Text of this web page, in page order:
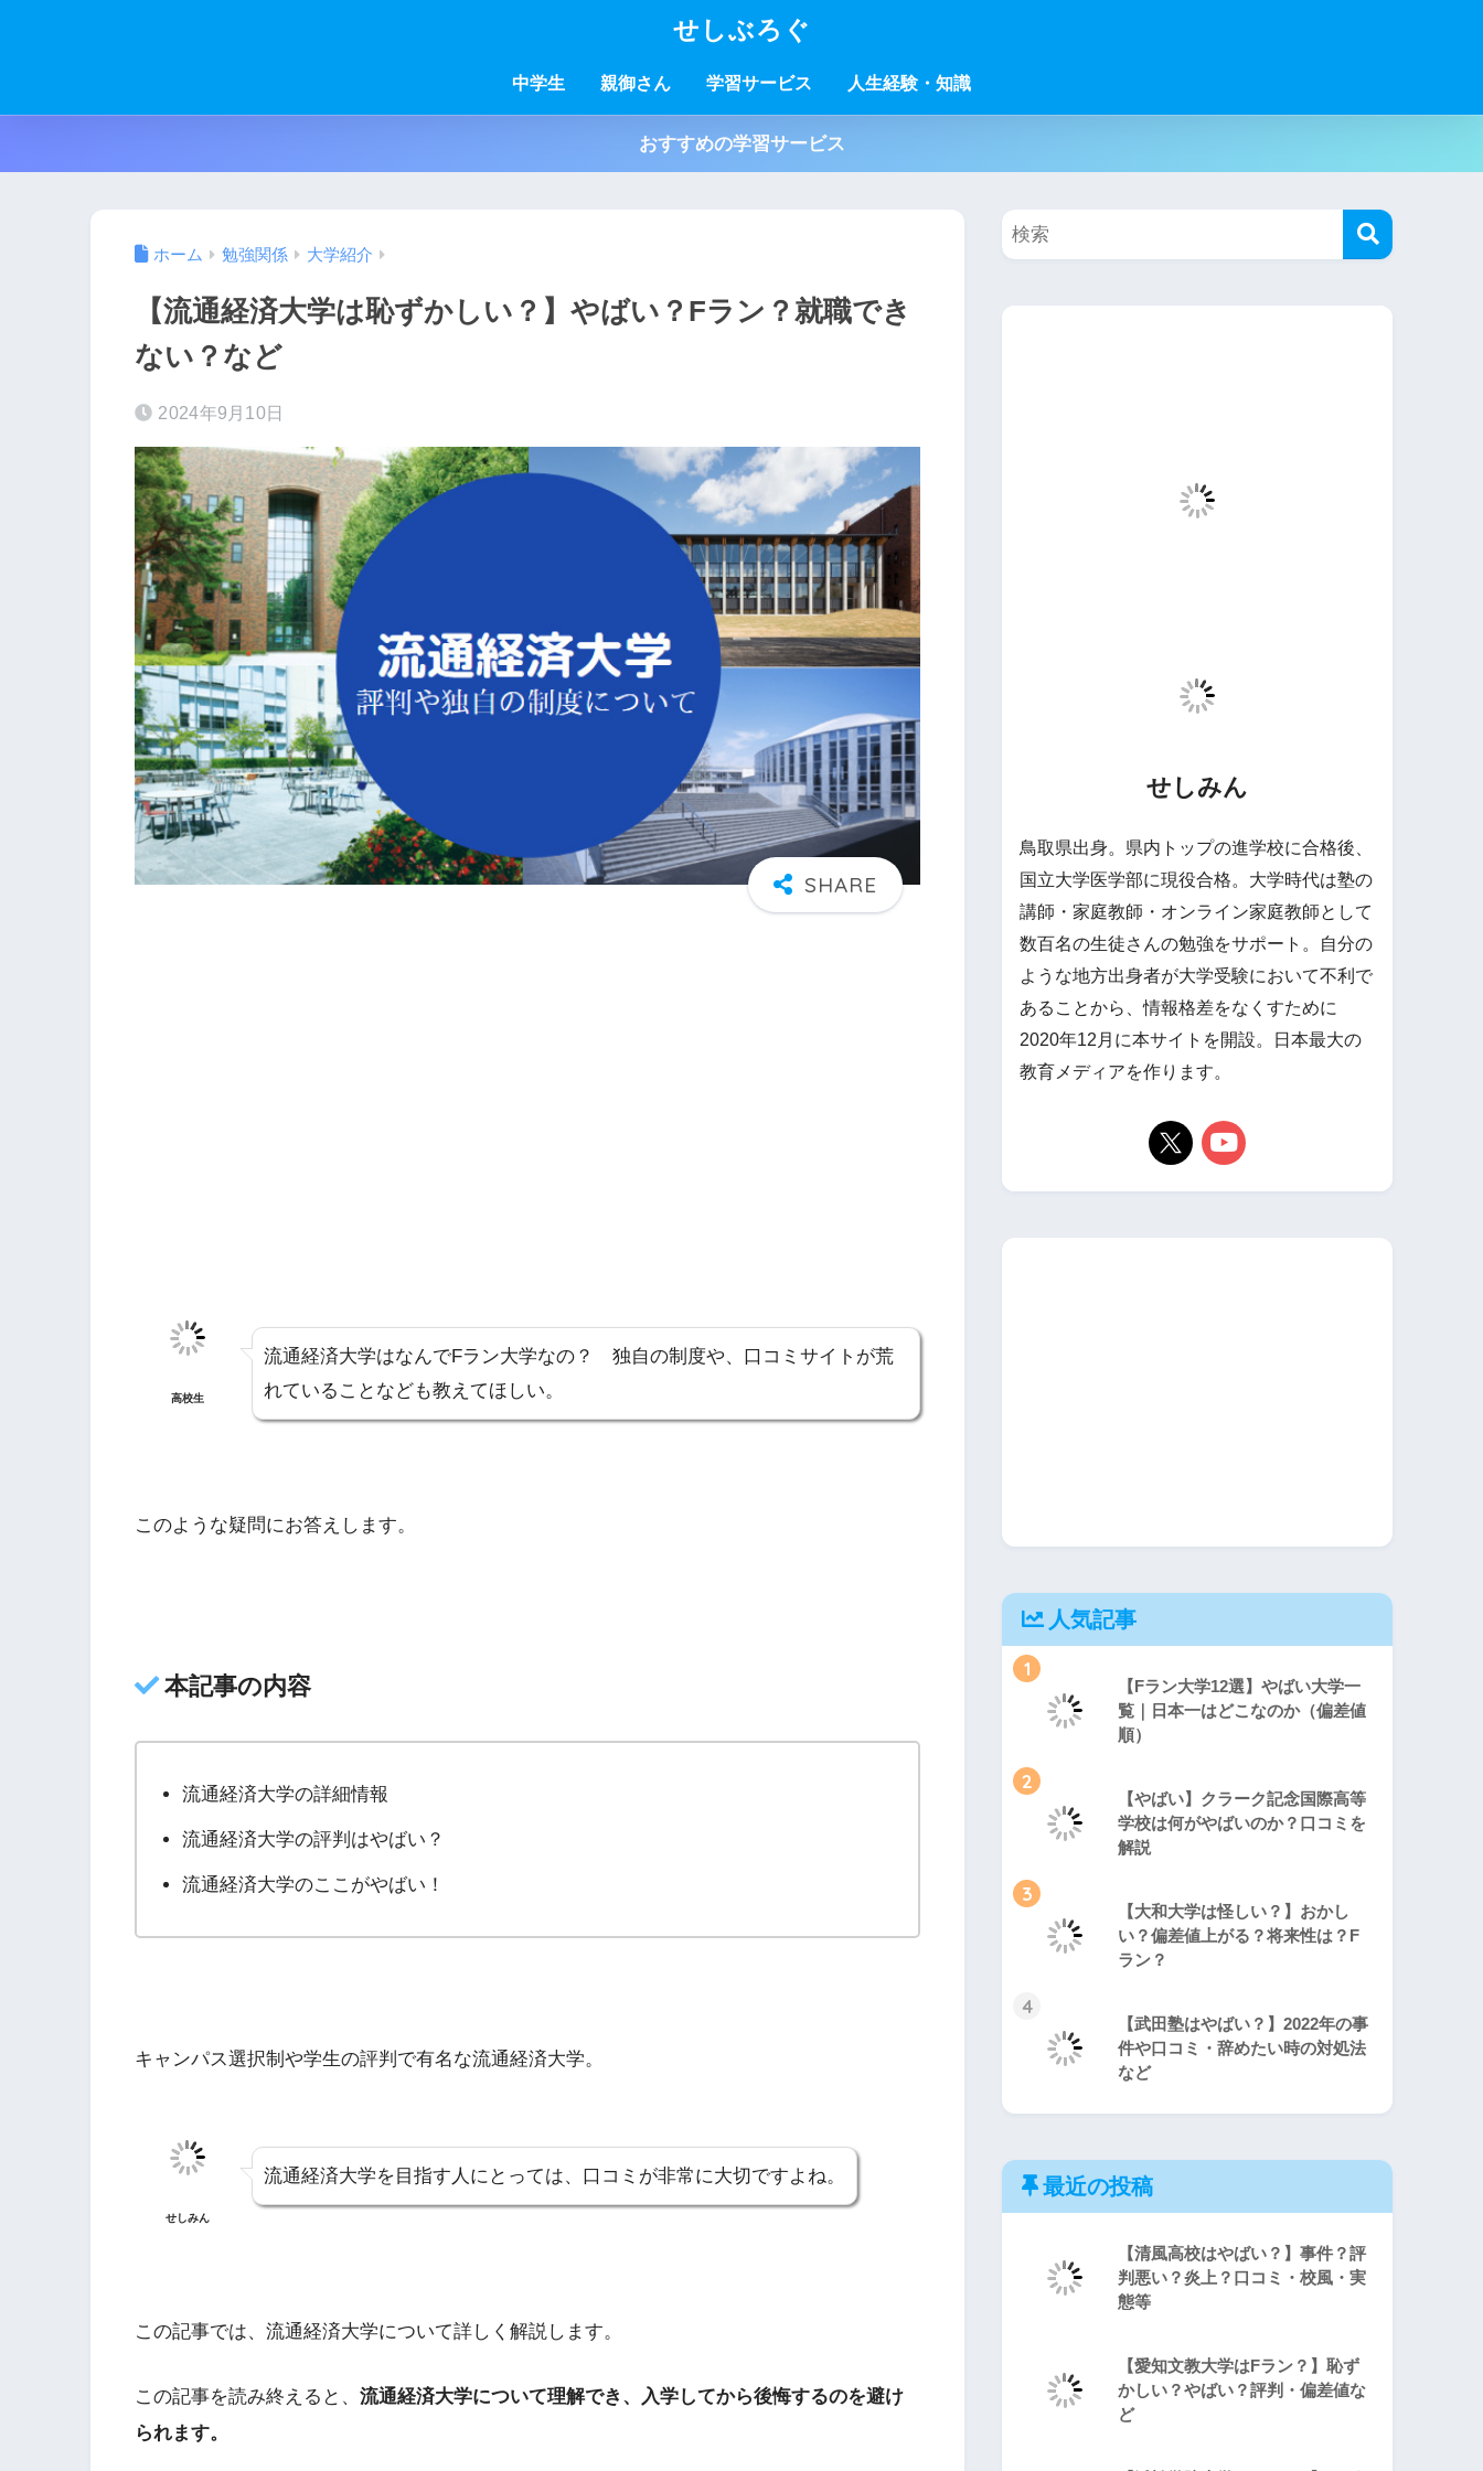
せしぶろぐ
中学生 親御さん 学習サービス 人生経験・知識
おすすめの学習サービス
ホーム 勉強関係 大学紹介
【流通経済大学は恥ずかしい？】やばい？Fラン？就職でき
ない？など
2024年9月10日
高校生
流通経済大学はなんでFラン大学なの？ 独自の制度や、口コミサイトが荒
れていることなども教えてほしい。
このような疑問にお答えします。
本記事の内容
流通経済大学の詳細情報
流通経済大学の評判はやばい？
流通経済大学のここがやばい！
キャンパス選択制や学生の評判で有名な流通経済大学。
せしみん
流通経済大学を目指す人にとっては、口コミが非常に大切ですよね。
この記事では、流通経済大学について詳しく解説します。
この記事を読み終えると、 流通経済大学について理解でき、入学してから後悔するのを避け
られます。
せしみん
鳥取県出身。県内トップの進学校に合格後、
国立大学医学部に現役合格。大学時代は塾の
講師・家庭教師・オンライン家庭教師として
数百名の生徒さんの勉強をサポート。自分の
ような地方出身者が大学受験において不利で
あることから、情報格差をなくすために
2020年12月に本サイトを開設。日本最大の
教育メディアを作ります。
人気記事
1
【Fラン大学12選】やばい大学一
覧｜日本一はどこなのか（偏差値
順）
2
【やばい】クラーク記念国際高等
学校は何がやばいのか？口コミを
解説
3
【大和大学は怪しい？】おかし
い？偏差値上がる？将来性は？F
ラン？
4
【武田塾はやばい？】2022年の事
件や口コミ・辞めたい時の対処法
など
最近の投稿
【清風高校はやばい？】事件？評
判悪い？炎上？口コミ・校風・実
態等
【愛知文教大学はFラン？】恥ず
かしい？やばい？評判・偏差値な
ど